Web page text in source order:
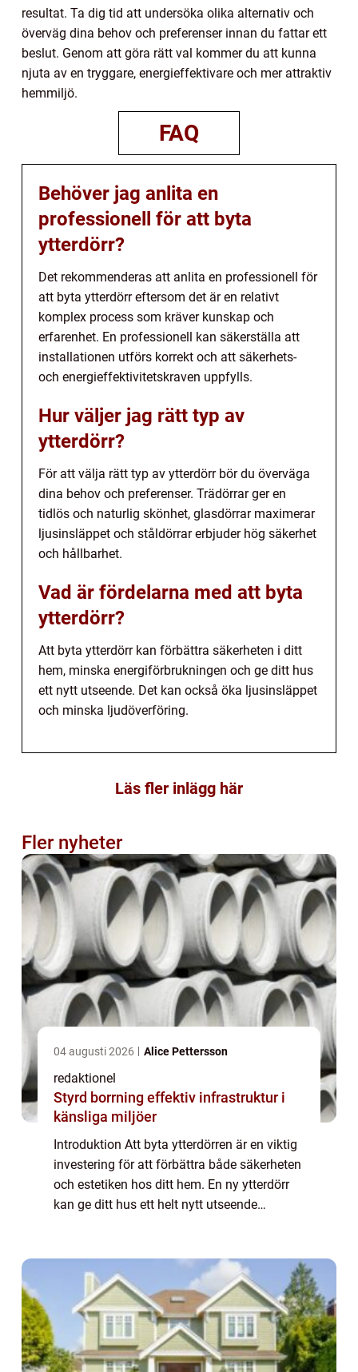
resultat. Ta dig tid att undersöka olika alternativ och
överväg dina behov och preferenser innan du fattar ett
beslut. Genom att göra rätt val kommer du att kunna
njuta av en tryggare, energieffektivare och mer attraktiv
hemmiljö.
FAQ
Behöver jag anlita en
professionell för att byta
ytterdörr?
Det rekommenderas att anlita en professionell för
att byta ytterdörr eftersom det är en relativt
komplex process som kräver kunskap och
erfarenhet. En professionell kan säkerställa att
installationen utförs korrekt och att säkerhets-
och energieffektivitetskraven uppfylls.
Hur väljer jag rätt typ av
ytterdörr?
För att välja rätt typ av ytterdörr bör du överväga
dina behov och preferenser. Trädörrar ger en
tidlös och naturlig skönhet, glasdörrar maximerar
ljusinsläppet och ståldörrar erbjuder hög säkerhet
och hållbarhet.
Vad är fördelarna med att byta
ytterdörr?
Att byta ytterdörr kan förbättra säkerheten i ditt
hem, minska energiförbrukningen och ge ditt hus
ett nytt utseende. Det kan också öka ljusinsläppet
och minska ljudöverföring.
Läs fler inlägg här
Fler nyheter
04 augusti 2026 Alice Pettersson
redaktionel
Styrd borrning effektiv infrastruktur i
känsliga miljöer
Introduktion Att byta ytterdörren är en viktig
investering för att förbättra både säkerheten
och estetiken hos ditt hem. En ny ytterdörr
kan ge ditt hus ett helt nytt utseende